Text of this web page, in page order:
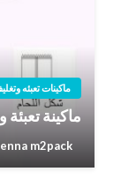
ماكينات تعبئه
ماكينة
m2pack